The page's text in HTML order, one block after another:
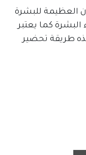
العظيمة للبشرة
كما يعتبر
طريقة تحضير